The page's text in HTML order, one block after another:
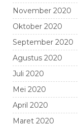
November 2020
Oktober 2020
September 2020
Agustus 2020
Juli 2020
Mei 2020
April 2020
Maret 2020